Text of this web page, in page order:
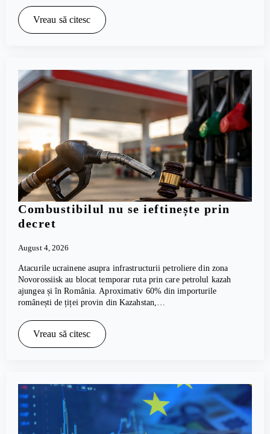
Vreau să citesc
Combustibilul nu se ieftinește prin
decret
August 4, 2026
Atacurile ucrainene asupra infrastructurii petroliere din zona
Novorossiisk au blocat temporar ruta prin care petrolul kazah
ajungea și în România. Aproximativ 60% din importurile
românești de țiței provin din Kazahstan,…
Vreau să citesc